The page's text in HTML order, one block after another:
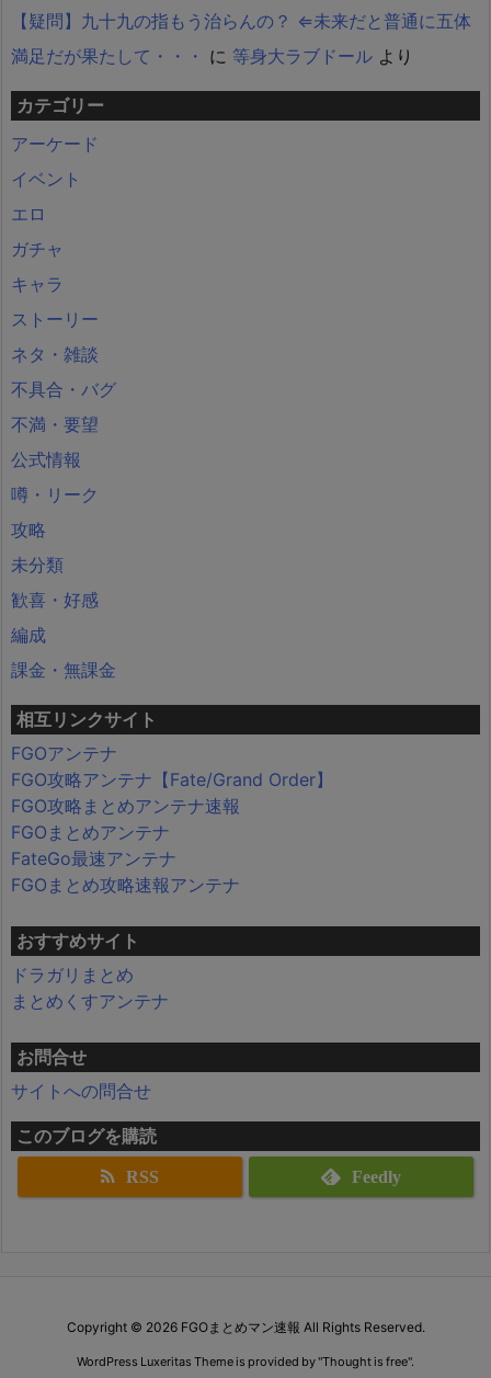
【疑問】九十九の指もう治らんの？ ⇐未来だと普通に五体
満足だが果たして・・・ に 等身大ラブドール より
カテゴリー
アーケード
イベント
エロ
ガチャ
キャラ
ストーリー
ネタ・雑談
不具合・バグ
不満・要望
公式情報
噂・リーク
攻略
未分類
歓喜・好感
編成
課金・無課金
相互リンクサイト
FGOアンテナ
FGO攻略アンテナ【Fate/Grand Order】
FGO攻略まとめアンテナ速報
FGOまとめアンテナ
FateGo最速アンテナ
FGOまとめ攻略速報アンテナ
おすすめサイト
ドラガリまとめ
まとめくすアンテナ
お問合せ
サイトへの問合せ
このブログを購読
RSS Feedly
Copyright © 2026 FGOまとめマン速報 All Rights Reserved.
WordPress Luxeritas Theme is provided by "Thought is free".